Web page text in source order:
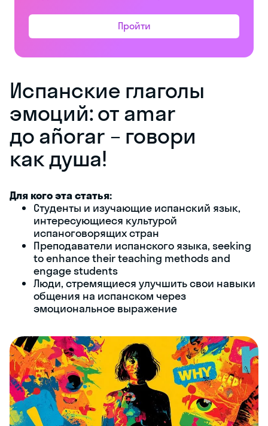
Пройти
Испанские глаголы
эмоций: от amar
до añorar – говори
как душа!
Для кого эта статья:
Студенты и изучающие испанский язык,
интересующиеся культурой
испаноговорящих стран
Преподаватели испанского языка, seeking
to enhance their teaching methods and
engage students
Люди, стремящиеся улучшить свои навыки
общения на испанском через
эмоциональное выражение